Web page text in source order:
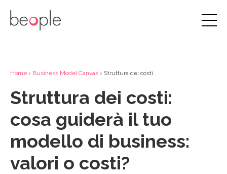
Home › Business Model Canvas › Struttura dei costi
Struttura dei costi:
cosa guiderà il tuo
modello di business:
valori o costi?